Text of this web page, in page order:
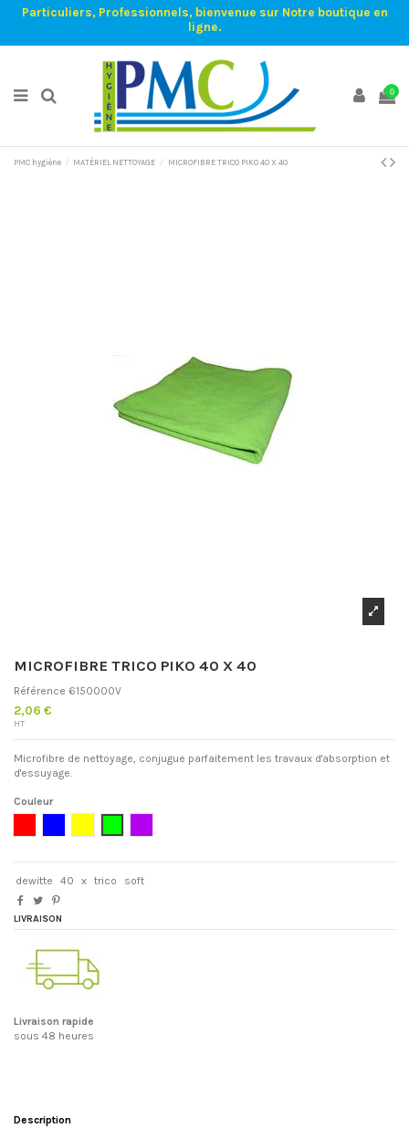
Particuliers, Professionnels, bienvenue sur Notre boutique en
ligne.
0
PMC hygiène MATÉRIEL NETTOYAGE MICROFIBRE TRICO PIKO 40 X 40
MICROFIBRE TRICO PIKO 40 X 40
Référence 6150000V
2,06 €
HT
Microfibre de nettoyage, conjugue parfaitement les travaux d'absorption et
d'essuyage.
Couleur
dewitte 40 x trico soft
LIVRAISON
Livraison rapide
sous 48 heures
Description